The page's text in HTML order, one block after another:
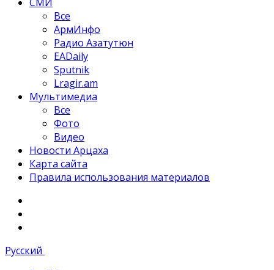
Все
АрмИнфо
Радио Азатутюн
EADaily
Sputnik
Lragir.am
Мультимедиа
Все
Фото
Видео
Новости Арцаха
Карта сайта
Правила использования материалов
Русский